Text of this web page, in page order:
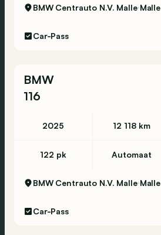
BMW Centrauto N.V. Malle Malle
Car-Pass
BMW
116
2025 12 118 km
122 pk Automaat
BMW Centrauto N.V. Malle Malle
Car-Pass